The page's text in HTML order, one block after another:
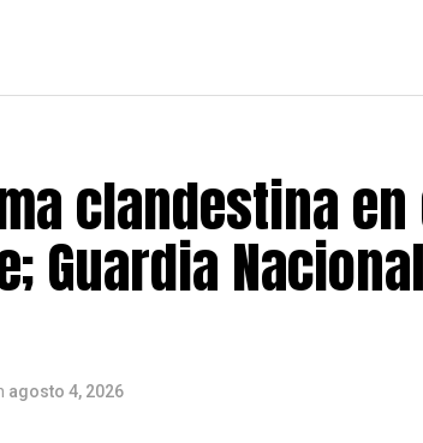
clandestina
Guardia
agosto 4, 2026